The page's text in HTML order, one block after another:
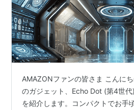
AMAZONファンの皆さま こんに
のガジェット、Echo Dot (第4世
を紹介します。コンパクトでお手